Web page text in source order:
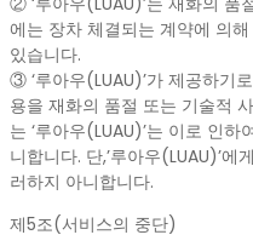
에는 장차 체결되는 계약에 의
있습니다.
③ ‘루아우(LUAU)’가 제공하기
용을 재화의 품절 또는 기술적
는 ‘루아우(LUAU)’는 이로 인
니합니다. 단,’루아우(LUAU)’
러하지 아니합니다.
제5조(서비스의 중단)